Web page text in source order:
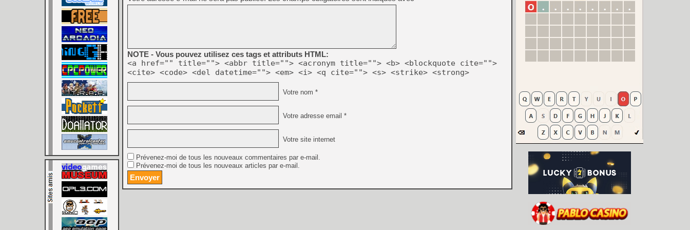
NOTE - Vous pouvez utilisez ces tags et attributs HTML:
<a href="" title=""> <abbr title=""> <acronym title=""> <b> <blockquote cite="">
<cite> <code> <del datetime=""> <em> <i> <q cite=""> <s> <strike> <strong>
Votre nom *
Votre adresse email *
Votre site internet
Prévenez-moi de tous les nouveaux commentaires par e-mail.
Prévenez-moi de tous les nouveaux articles par e-mail.